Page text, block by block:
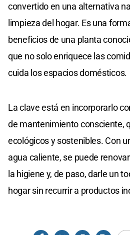
convertido en una alternativa
limpieza del hogar. Es una
beneficios de una planta
que no solo enriquece las
cuida los espacios domésticos.
La clave está en incorporarlo
de mantenimiento consciente,
ecológicos y sostenibles. Con
agua caliente, se puede
la higiene y, de paso, darle un
hogar sin recurrir a productos